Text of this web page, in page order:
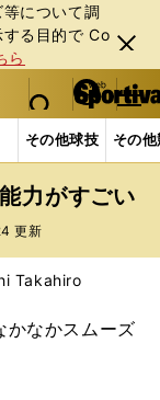
について調
る⽬的で Co
ら
閉じ
る
web Sportiva (webスポルティーバ)
検索
マイペ
ー
ジ
メニュ
その他球技 その
を全直球で空振り
力がすごい
更新
Takahiro
なかスムーズ